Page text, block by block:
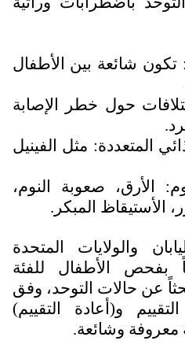
تكون شائعة بين الأطفال
حول خطر الإصابة
المتعددة: مثل الفينيل
الأرق، صعوبة النوم،
الأستيقاظ المبكر.
والولايات المتحدة
بفحص الأطفال للفئة
– 2) سنة بحثاً عن حالات التوحد، وفق
و(أعادة التقييم)
معروفة وشائعة.